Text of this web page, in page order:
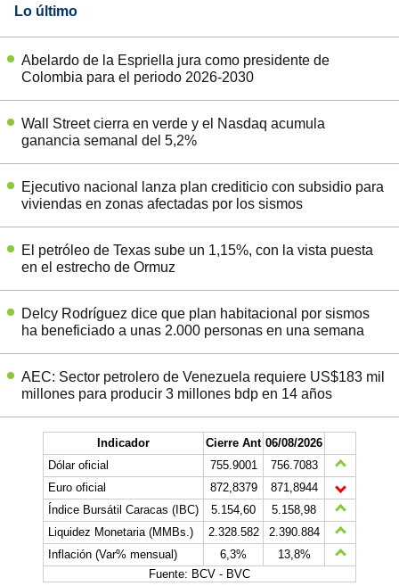
Lo último
Abelardo de la Espriella jura como presidente de
Colombia para el periodo 2026-2030
Wall Street cierra en verde y el Nasdaq acumula
ganancia semanal del 5,2%
Ejecutivo nacional lanza plan crediticio con subsidio para
viviendas en zonas afectadas por los sismos
El petróleo de Texas sube un 1,15%, con la vista puesta
en el estrecho de Ormuz
Delcy Rodríguez dice que plan habitacional por sismos
ha beneficiado a unas 2.000 personas en una semana
AEC: Sector petrolero de Venezuela requiere US$183 mil
millones para producir 3 millones bdp en 14 años
Indicador Cierre Ant 06/08/2026
Dólar oficial
755.9001
756.7083
Euro oficial
872,8379
871,8944
Índice Bursátil Caracas (IBC)
5.154,60
5.158,98
Liquidez Monetaria (MMBs.)
2.328.582
2.390.884
Inflación (Var% mensual)
6,3%
13,8%
Fuente: BCV - BVC